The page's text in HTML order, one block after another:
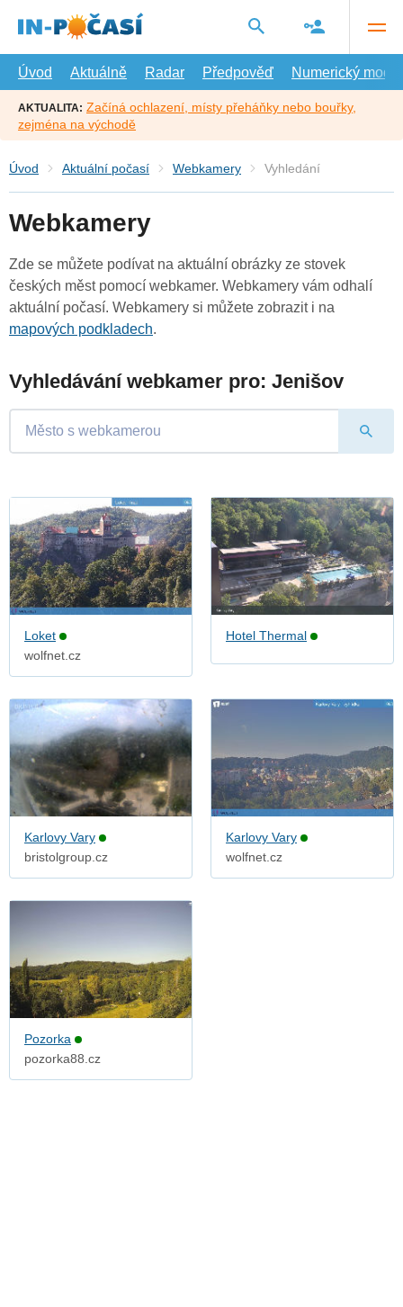
hlavní
Úvod
Aktuálně Radar Předpověď Numerický model
AKTUALITA: Začíná ochlazení, místy přeháňky nebo bouřky,
zejména na východě
Úvod Aktuální počasí Webkamery Vyhledání
Webkamery
Zde se můžete podívat na aktuální obrázky ze stovek
českých měst pomocí webkamer. Webkamery vám odhalí
aktuální počasí. Webkamery si můžete zobrazit i na
mapových podkladech.
Vyhledávání webkamer pro: Jenišov
Loket
wolfnet.cz
Hotel Thermal
Karlovy Vary
bristolgroup.cz
Karlovy Vary
wolfnet.cz
Pozorka
pozorka88.cz